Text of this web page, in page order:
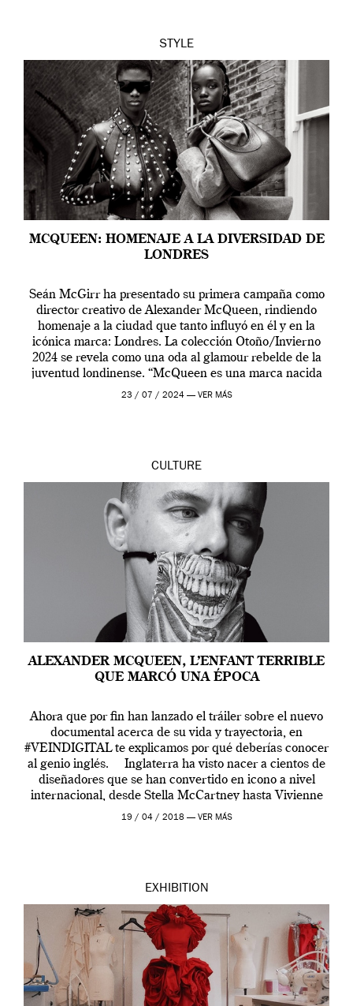
STYLE
MCQUEEN: HOMENAJE A LA DIVERSIDAD DE
LONDRES
Seán McGirr ha presentado su primera campaña como
director creativo de Alexander McQueen, rindiendo
homenaje a la ciudad que tanto influyó en él y en la
icónica marca: Londres. La colección Otoño/Invierno
2024 se revela como una oda al glamour rebelde de la
juventud londinense. “McQueen es una marca nacida
en Londres y siempre ha […]
23 / 07 / 2024 — VER MÁS
CULTURE
ALEXANDER MCQUEEN, L’ENFANT TERRIBLE
QUE MARCÓ UNA ÉPOCA
Ahora que por fin han lanzado el tráiler sobre el nuevo
documental acerca de su vida y trayectoria, en
#VEINDIGITAL te explicamos por qué deberías conocer
al genio inglés. Inglaterra ha visto nacer a cientos de
diseñadores que se han convertido en icono a nivel
internacional, desde Stella McCartney hasta Vivienne
Westwood pasando […]
19 / 04 / 2018 — VER MÁS
EXHIBITION